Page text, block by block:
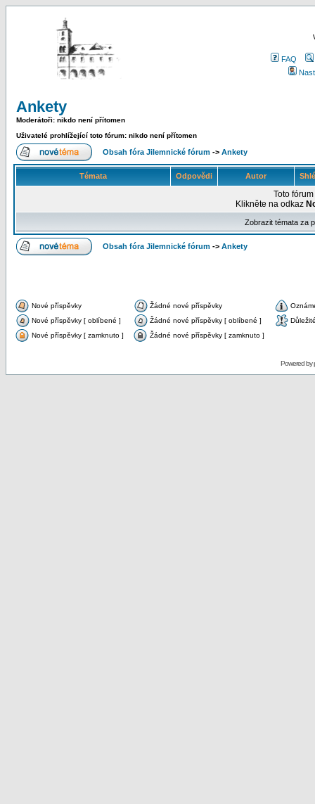
FAQ
Ankety
Moderátoři: nikdo není přítomen
Uživatelé prohlížející toto fórum: nikdo není přítomen
Obsah fóra Jilemnické fórum -> Ankety
Témata Odpovědi Autor
Toto
Klikněte na odkaz
Zobrazit témata za
Obsah fóra Jilemnické fórum -> Ankety
Nové příspěvky Žádné nové příspěvky
Nové příspěvky [ oblíbené ]
Žádné nové příspěvky [ oblíbené ]
Nové příspěvky [ zamknuto ]
Žádné nové příspěvky [ zamknuto ]
Powered by